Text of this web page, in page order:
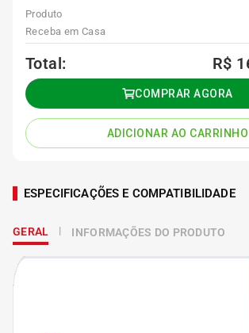
Produto
Receba em Casa
Total: R$
COMPRAR AGORA
ADICIONAR AO CARRINHO
ESPECIFICAÇÕES E COMPATIBILIDADE
GERAL INFORMAÇÕES DO PRODUTO